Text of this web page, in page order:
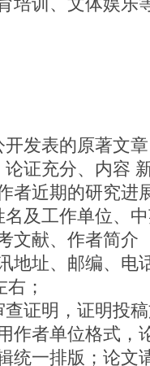
开发表的原著文
论证充分、内容
者近期的研究进
名及工作单位、
文献、作者简介
地址、邮编、电
；
查证明，证明投
作者单位格式，
统一排版；论文